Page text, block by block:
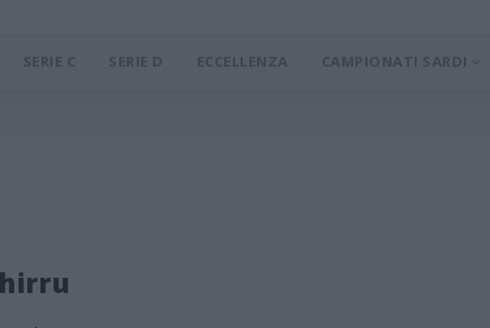
SERIE C SERIE D ECCELLENZA CAMPIONATI SARDI